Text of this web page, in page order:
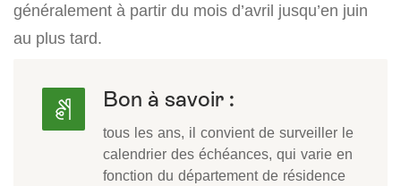
généralement à partir du mois d’avril jusqu’en juin
au plus tard.
Bon à savoir :
tous les ans, il convient de surveiller le
calendrier des échéances, qui varie en
fonction du département de résidence